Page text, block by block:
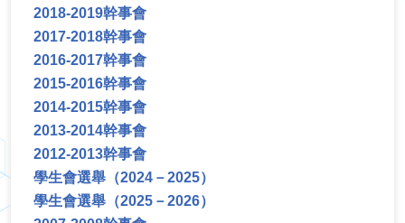
2018-2019幹事會
2017-2018幹事會
2016-2017幹事會
2015-2016幹事會
2014-2015幹事會
2013-2014幹事會
2012-2013幹事會
學生會選舉（2024－2025）
學生會選舉（2025－2026）